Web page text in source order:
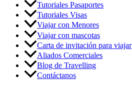
Tutoriales Pasaportes
Tutoriales Visas
Viajar con Menores
Viajar con mascotas
Carta de invitación para viajar
Aliados Comerciales
Blog de Travelling
Contáctanos